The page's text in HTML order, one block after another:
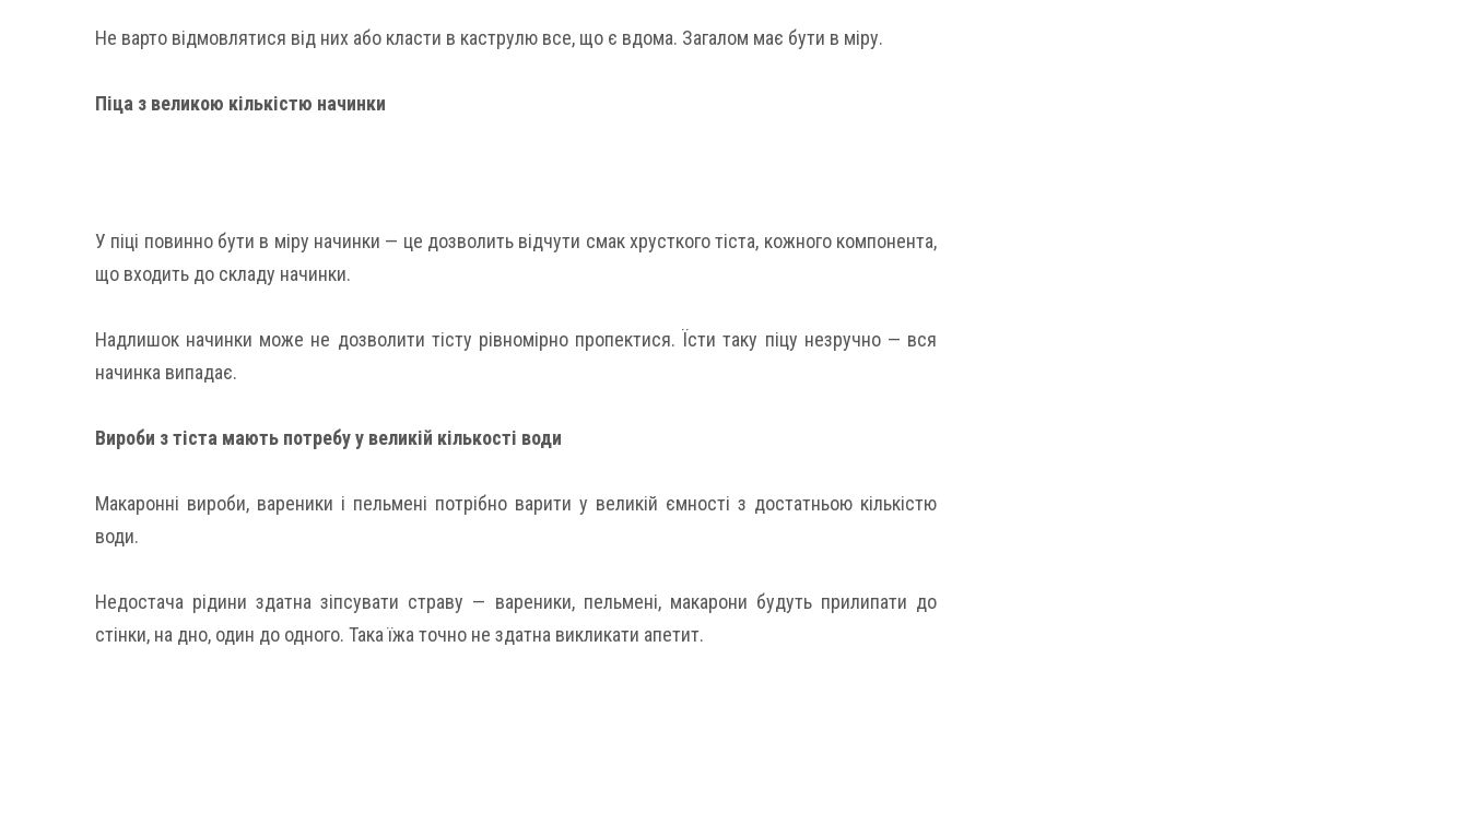
Не варто відмовлятися від них або класти в каструлю все, що є вдома. Загалом має бути в міру.
Піца з великою кількістю начинки
У піці повинно бути в міру начинки — це дозволить відчути смак хрусткого тіста, кожного компонента,
що входить до складу начинки.
Надлишок начинки може не дозволити тісту рівномірно пропектися. Їсти таку піцу незручно — вся
начинка випадає.
Вироби з тіста мають потребу у великій кількості води
Макаронні вироби, вареники і пельмені потрібно варити у великій ємності з достатньою кількістю
води.
Недостача рідини здатна зіпсувати страву — вареники, пельмені, макарони будуть прилипати до
стінки, на дно, один до одного. Така їжа точно не здатна викликати апетит.